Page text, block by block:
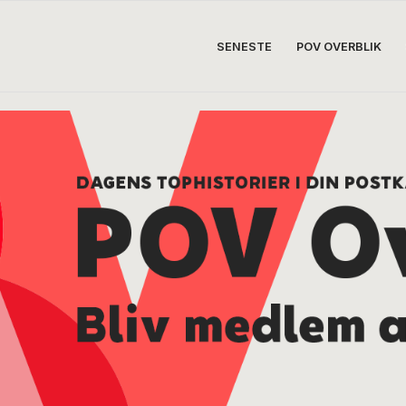
SENESTE POV OVERBLIK